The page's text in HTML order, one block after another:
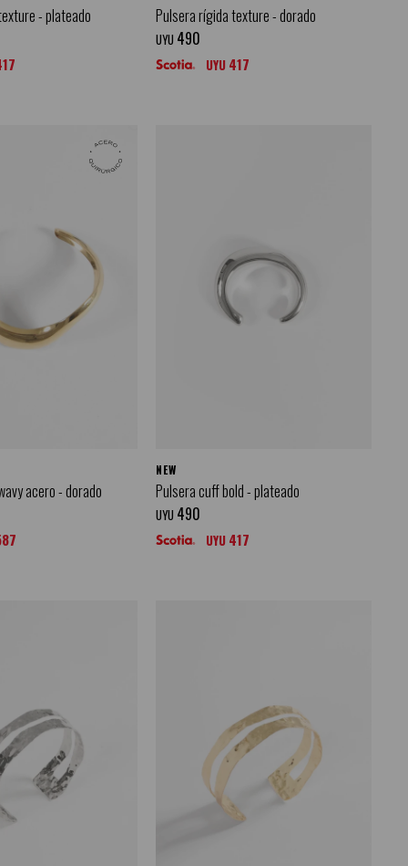
- plateado Pulsera rígida texture - dorado
UYU 490
UYU 417
acero - dorado
NEW
Pulsera cuff bold - plateado
UYU 490
UYU 417